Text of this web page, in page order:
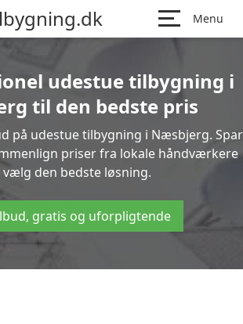
Menu
udestue tilbygning i
til den bedste pris
på udestue tilbygning i Næsbjerg. Spar
priser fra lokale håndværkere
vælg den bedste løsning.
gratis og uforpligtende